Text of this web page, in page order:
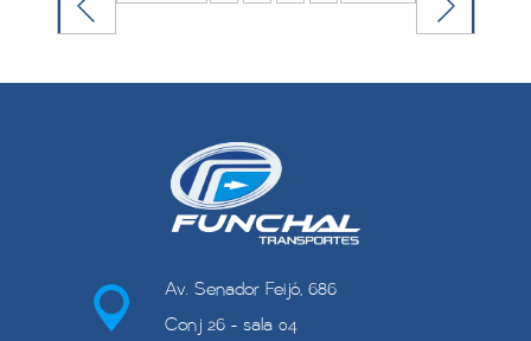
Av. Senador Feijó, 686
Conj 26 - sala 04